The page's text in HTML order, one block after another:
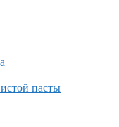
пасты